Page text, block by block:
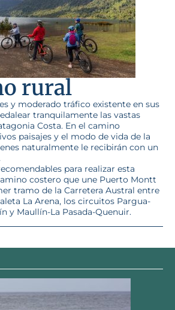
rural
y moderado tráfico existente en sus
tranquilamente las vastas
Costa. En el camino
paisajes y el modo de vida de la
naturalmente le recibirán con un
para realizar esta
costero que une Puerto Montt
tramo de la Carretera Austral entre
La Arena, los circuitos Pargua-
y Maullín-La Pasada-Quenuir.